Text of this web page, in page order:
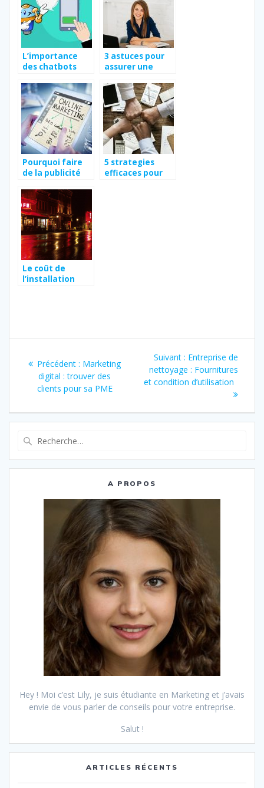
L’importance
des chatbots
l’activité d’une
entreprise
3 astuces pour
assurer une
écologique à
votre
entreprise?
Pourquoi faire
de la publicité
5 strategies
efficaces pour
Le coût de
l’installation
de
l’article
Précédent : Article
précédent
Marketing
digital : trouver des
clients pour sa PME
Suivant : Article
suivant
:
Entreprise de
nettoyage : Fournitures
et condition d’utilisation
:
A PROPOS
Hey ! Moi c’est Lily, je suis étudiante en Marketing et j’avais
envie de vous parler de conseils pour votre entreprise.
Salut !
ARTICLES RÉCENTS